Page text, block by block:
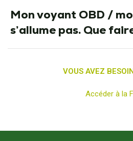
Mon voyant OBD /
s’allume pas. Que
VOUS AVEZ
Accéder à la